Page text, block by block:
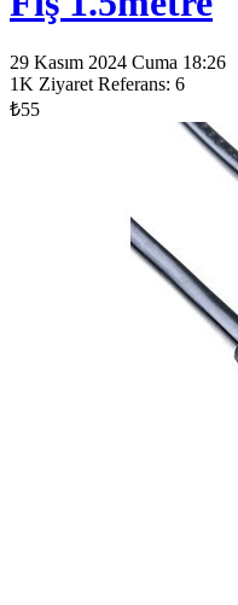
29 Kasım 2024 Cuma 18:26
1K Ziyaret Referans: 6
₺55